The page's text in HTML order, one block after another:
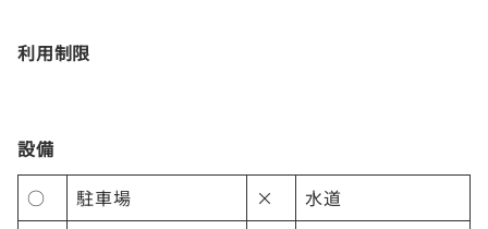
利用制限
設備
○
駐車場 ×
水道